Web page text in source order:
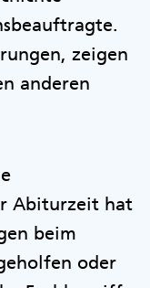
zeigen
anderen
Abiturzeit hat
beim
oder